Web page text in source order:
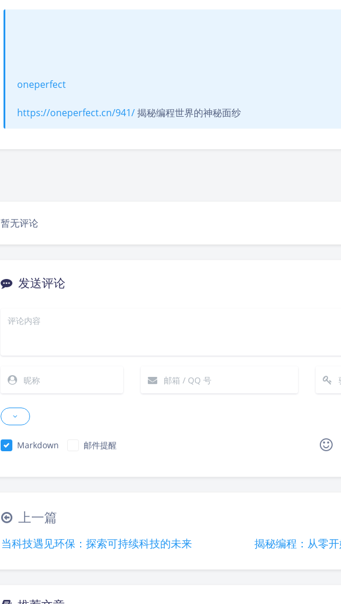
oneperfect
https://oneperfect.cn/941/揭秘编程世界的神秘面纱
暂无评论
发送评论
Markdown 邮件提醒
|´・ω・)ノ ヾ(≧∇≦*)ゝ (☆ω☆)
(´இ皿இ｀)
(ฅ´ω`ฅ)
上一篇
当科技遇见环保：探索可持续科技的未来 揭秘编程：从零